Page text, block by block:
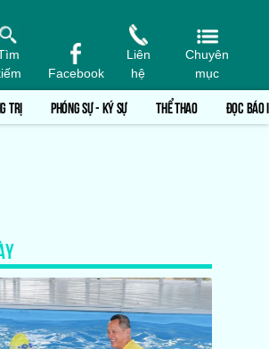
Facebook
Liên
hệ
Chuyên
mục
TRỊ PHÓNG SỰ - KÝ SỰ THỂ THAO ĐỌC BÁO